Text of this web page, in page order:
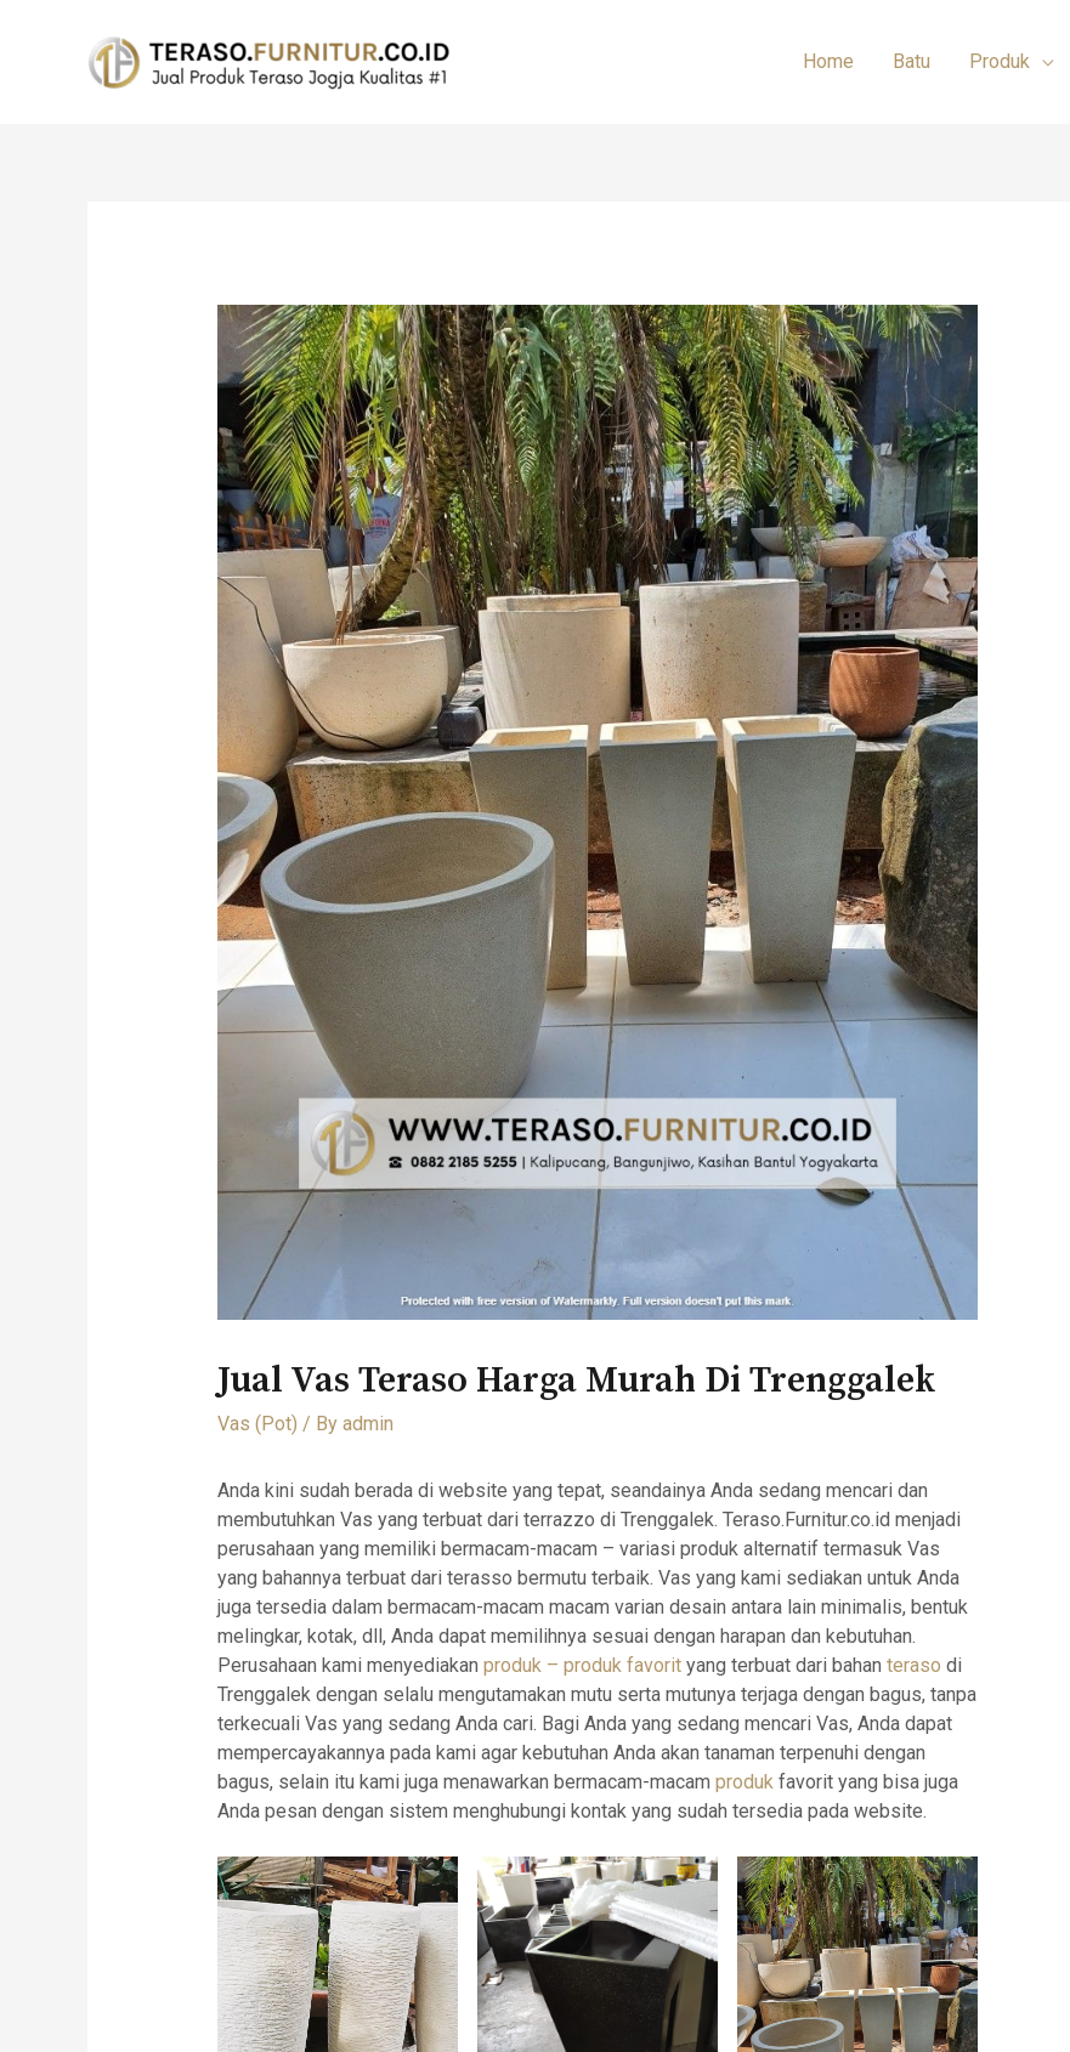
Home Batu Produk
Jual Vas Teraso Harga Murah Di Trenggalek
Vas (Pot) / By admin
Anda kini sudah berada di website yang tepat, seandainya Anda sedang mencari dan
membutuhkan Vas yang terbuat dari terrazzo di Trenggalek. Teraso.Furnitur.co.id menjadi
perusahaan yang memiliki bermacam-macam – variasi produk alternatif termasuk Vas
yang bahannya terbuat dari terasso bermutu terbaik. Vas yang kami sediakan untuk Anda
juga tersedia dalam bermacam-macam macam varian desain antara lain minimalis, bentuk
melingkar, kotak, dll, Anda dapat memilihnya sesuai dengan harapan dan kebutuhan.
Perusahaan kami menyediakan produk – produk favorityang terbuat dari bahan teraso di
Trenggalek dengan selalu mengutamakan mutu serta mutunya terjaga dengan bagus, tanpa
terkecuali Vas yang sedang Anda cari. Bagi Anda yang sedang mencari Vas, Anda dapat
mempercayakannya pada kami agar kebutuhan Anda akan tanaman terpenuhi dengan
bagus, selain itu kami juga menawarkan bermacam-macam produkfavorit yang bisa juga
Anda pesan dengan sistem menghubungi kontak yang sudah tersedia pada website.